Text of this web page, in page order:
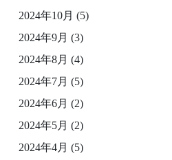
2024年10月 (5)
2024年9月 (3)
2024年8月 (4)
2024年7月 (5)
2024年6月 (2)
2024年5月 (2)
2024年4月 (5)